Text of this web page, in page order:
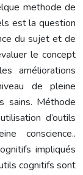
methode de
est la question
du sujet et de
le concept
améliorations
de pleine
sains. Méthode
d’outils
conscience..
impliqués
cognitifs sont